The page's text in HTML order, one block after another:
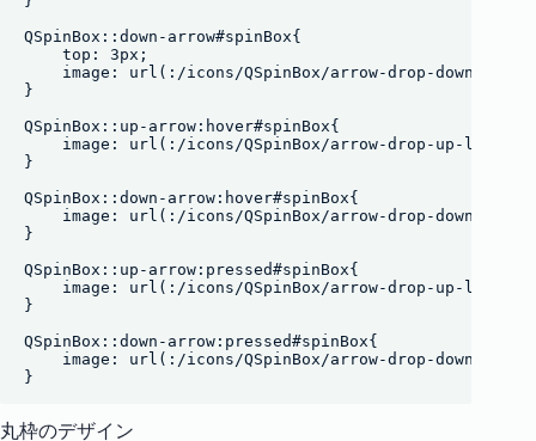
QSpinBox::down-arrow#spinBox{
    top: 3px;
image: url(:/icons/QSpinBox/arrow-drop-down-
}
QSpinBox::up-arrow:hover#spinBox{
image: url(:/icons/QSpinBox/arrow-drop-up-
}
QSpinBox::down-arrow:hover#spinBox{
image: url(:/icons/QSpinBox/arrow-drop-down-
}
QSpinBox::up-arrow:pressed#spinBox{
image: url(:/icons/QSpinBox/arrow-drop-up-
}
QSpinBox::down-arrow:pressed#spinBox{
image: url(:/icons/QSpinBox/arrow-drop-down-
}
丸枠のデザイン